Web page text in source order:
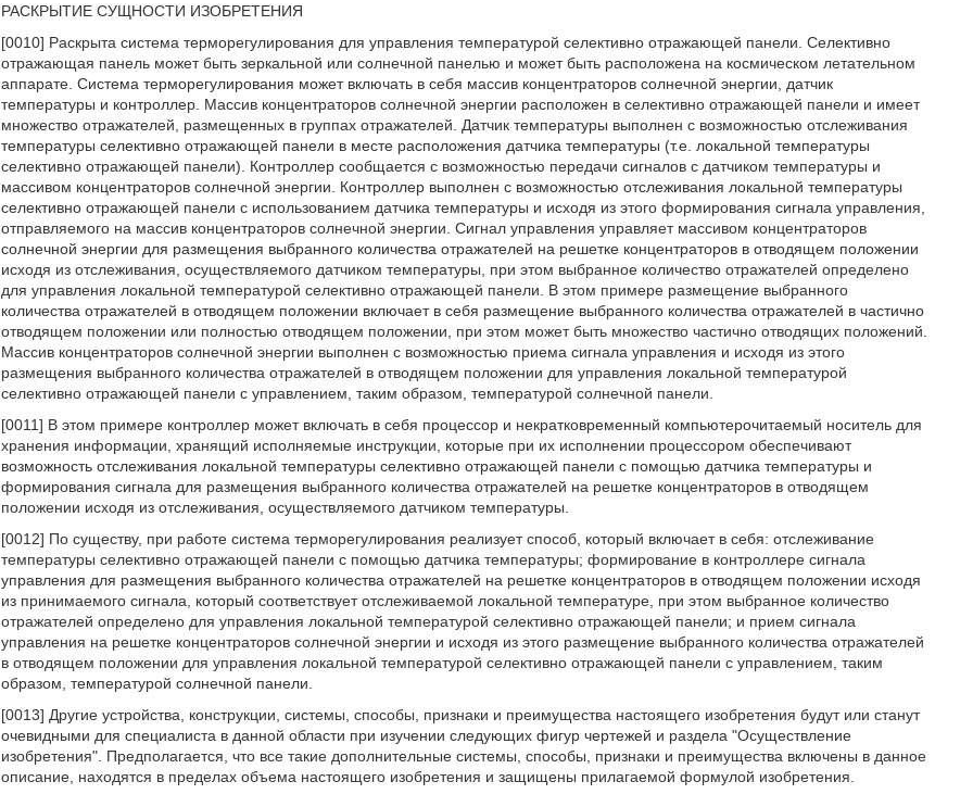
РАСКРЫТИЕ СУЩНОСТИ ИЗОБРЕТЕНИЯ
[0010] Раскрыта система терморегулирования для управления температурой селективно отражающей панели. Селективно
отражающая панель может быть зеркальной или солнечной панелью и может быть расположена на космическом летательном
аппарате. Система терморегулирования может включать в себя массив концентраторов солнечной энергии, датчик
температуры и контроллер. Массив концентраторов солнечной энергии расположен в селективно отражающей панели и имеет
множество отражателей, размещенных в группах отражателей. Датчик температуры выполнен с возможностью отслеживания
температуры селективно отражающей панели в месте расположения датчика температуры (т.е. локальной температуры
селективно отражающей панели). Контроллер сообщается с возможностью передачи сигналов с датчиком температуры и
массивом концентраторов солнечной энергии. Контроллер выполнен с возможностью отслеживания локальной температуры
селективно отражающей панели с использованием датчика температуры и исходя из этого формирования сигнала управления,
отправляемого на массив концентраторов солнечной энергии. Сигнал управления управляет массивом концентраторов
солнечной энергии для размещения выбранного количества отражателей на решетке концентраторов в отводящем положении
исходя из отслеживания, осуществляемого датчиком температуры, при этом выбранное количество отражателей определено
для управления локальной температурой селективно отражающей панели. В этом примере размещение выбранного
количества отражателей в отводящем положении включает в себя размещение выбранного количества отражателей в частично
отводящем положении или полностью отводящем положении, при этом может быть множество частично отводящих положений.
Массив концентраторов солнечной энергии выполнен с возможностью приема сигнала управления и исходя из этого
размещения выбранного количества отражателей в отводящем положении для управления локальной температурой
селективно отражающей панели с управлением, таким образом, температурой солнечной панели.
[0011] В этом примере контроллер может включать в себя процессор и некратковременный компьютерочитаемый носитель для
хранения информации, хранящий исполняемые инструкции, которые при их исполнении процессором обеспечивают
возможность отслеживания локальной температуры селективно отражающей панели с помощью датчика температуры и
формирования сигнала для размещения выбранного количества отражателей на решетке концентраторов в отводящем
положении исходя из отслеживания, осуществляемого датчиком температуры.
[0012] По существу, при работе система терморегулирования реализует способ, который включает в себя: отслеживание
температуры селективно отражающей панели с помощью датчика температуры; формирование в контроллере сигнала
управления для размещения выбранного количества отражателей на решетке концентраторов в отводящем положении исходя
из принимаемого сигнала, который соответствует отслеживаемой локальной температуре, при этом выбранное количество
отражателей определено для управления локальной температурой селективно отражающей панели; и прием сигнала
управления на решетке концентраторов солнечной энергии и исходя из этого размещение выбранного количества отражателей
в отводящем положении для управления локальной температурой селективно отражающей панели с управлением, таким
образом, температурой солнечной панели.
[0013] Другие устройства, конструкции, системы, способы, признаки и преимущества настоящего изобретения будут или станут
очевидными для специалиста в данной области при изучении следующих фигур чертежей и раздела "Осуществление
изобретения". Предполагается, что все такие дополнительные системы, способы, признаки и преимущества включены в данное
описание, находятся в пределах объема настоящего изобретения и защищены прилагаемой формулой изобретения.